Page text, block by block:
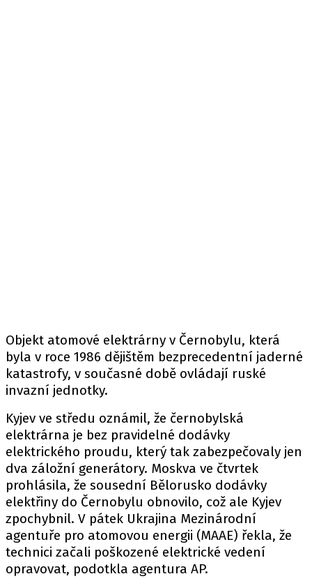
Objekt atomové elektrárny v Černobylu, která
byla v roce 1986 dějištěm bezprecedentní jaderné
katastrofy, v současné době ovládají ruské
invazní jednotky.
Kyjev ve středu oznámil, že černobylská
elektrárna je bez pravidelné dodávky
elektrického proudu, který tak zabezpečovaly jen
dva záložní generátory. Moskva ve čtvrtek
prohlásila, že sousední Bělorusko dodávky
elektřiny do Černobylu obnovilo, což ale Kyjev
zpochybnil. V pátek Ukrajina Mezinárodní
agentuře pro atomovou energii (MAAE) řekla, že
technici začali poškozené elektrické vedení
opravovat, podotkla agentura AP.